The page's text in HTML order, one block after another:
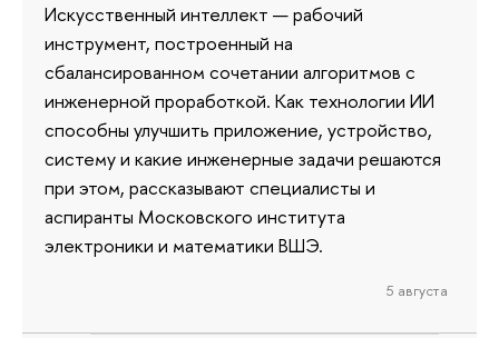
Искусственный интеллект — рабочий
инструмент, построенный на
сбалансированном сочетании алгоритмов с
инженерной проработкой. Как технологии ИИ
способны улучшить приложение, устройство,
систему и какие инженерные задачи решаются
при этом, рассказывают специалисты и
аспиранты Московского института
электроники и математики ВШЭ.
5 августа